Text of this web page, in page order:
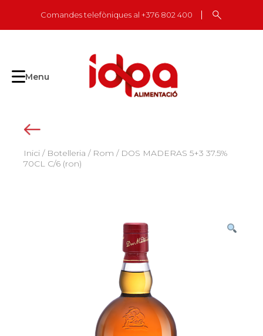
content
Comandes telefòniques al +376 802 400
Menu
Inici / Botelleria / Rom / DOS MADERAS 5+3 37.5%
70CL C/6 (ron)